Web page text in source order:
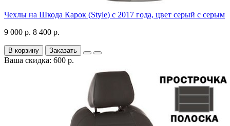
Чехлы на Шкода Карок (Style) с 2017 года, цвет серый с серым
9 000 р. 8 400 р.
В корзину Заказать
Ваша скидка: 600 р.